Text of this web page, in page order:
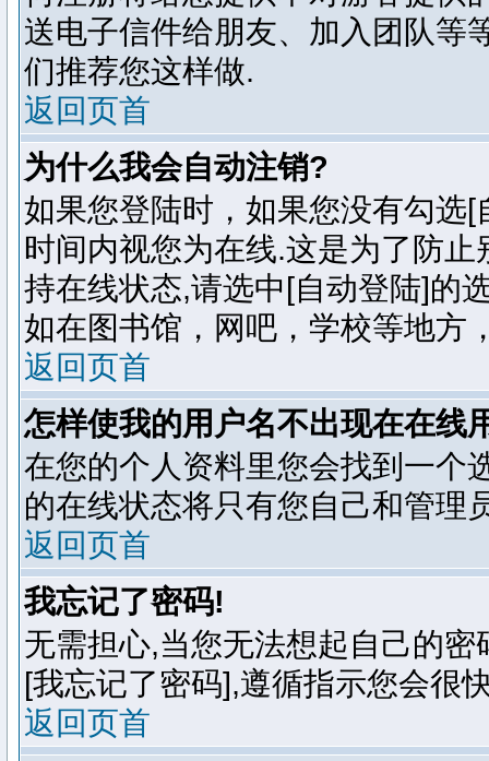
送电子信件给朋友、加入团队
们推荐您这样做.
返回页首
为什么我会自动注销?
如果您登陆时，如果您没有勾选
时间内视您为在线.这是为了防
持在线状态,请选中[自动登陆]的
如在图书馆，网吧，学校等地方
返回页首
怎样使我的用户名不出现在在线
在您的个人资料里您会找到一个
的在线状态将只有您自己和管理
返回页首
我忘记了密码!
无需担心,当您无法想起自己的
[我忘记了密码],遵循指示您会很
返回页首